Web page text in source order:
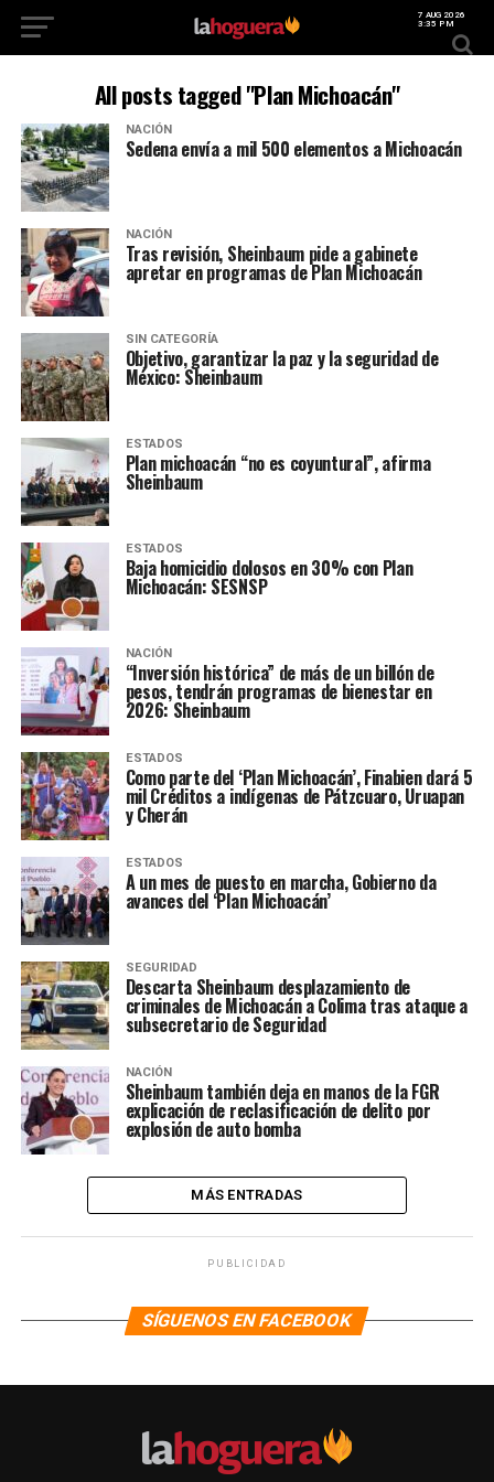
7 AUG 2026
3:35 PM
All posts tagged "Plan Michoacán"
NACIÓN
Sedena envía a mil 500 elementos a Michoacán
NACIÓN
Tras revisión, Sheinbaum pide a gabinete
apretar en programas de Plan Michoacán
SIN CATEGORÍA
Objetivo, garantizar la paz y la seguridad de
México: Sheinbaum
ESTADOS
Plan michoacán “no es coyuntural”, afirma
Sheinbaum
ESTADOS
Baja homicidio dolosos en 30% con Plan
Michoacán: SESNSP
NACIÓN
“Inversión histórica” de más de un billón de
pesos, tendrán programas de bienestar en
2026: Sheinbaum
ESTADOS
Como parte del ‘Plan Michoacán’, Finabien dará 5
mil Créditos a indígenas de Pátzcuaro, Uruapan
y Cherán
ESTADOS
A un mes de puesto en marcha, Gobierno da
avances del ‘Plan Michoacán’
SEGURIDAD
Descarta Sheinbaum desplazamiento de
criminales de Michoacán a Colima tras ataque a
subsecretario de Seguridad
NACIÓN
Sheinbaum también deja en manos de la FGR
explicación de reclasificación de delito por
explosión de auto bomba
MÁS ENTRADAS
PUBLICIDAD
SÍGUENOS EN FACEBOOK